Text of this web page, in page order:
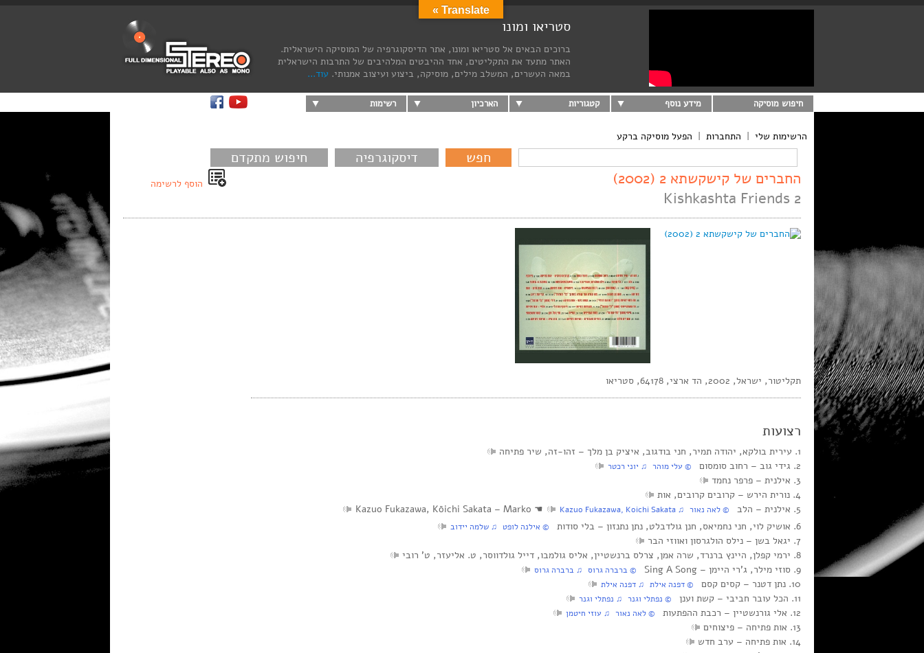
סטריאו ומונו
ברוכים הבאים אל סטריאו ומונו, אתר הדיסקוגרפיה של המוסיקה הישראלית.
האתר מתעד את התקליטים, אחד ההיבטים המלהיבים של התרבות הישראלית
במאה העשרים, המשלב מילים, מוסיקה, ביצוע ועיצוב אמנותי. עוד...
חיפוש מוסיקה מידע נוסף קטגוריות הארכיון רשימות
הרשימות שלי | התחברות | הפעל מוסיקה ברקע
דיסקוגרפיה חיפוש מתקדם
הוסף לרשימה
החברים של קישקשתא 2 (2002)
Kishkashta Friends 2
תקליטור, ישראל, 2002, הד ארצי, 64178, סטריאו
רצועות
1. עירית בולקא, יהודה תמיר, חני בודגוב, איציק בן מלך‏ – זהו-זה, שיר פתיחה
2. גידי גוב‏ – רחוב סומסום
‏ © עלי מוהר‏ ♫ יוני רכטר
3. אילנית‏ – פרפר נחמד
4. נורית הירש‏ – קרובים קרובים, אות
5. אילנית‏ – הלב
‏ © לאה נאור‏ ♫ Kazuo Fukazawa, Koichi Sakata ☚
6. אושיק לוי, חני נחמיאס, חנן גולדבלט, נתן נתנזון‏ – בלי סודות
‏ © אילנה לופט‏ ♫ שלמה יידוב
7. יגאל בשן‏ – נילס הולגרסון ואווזי הבר
8. ירמי קפלן, היינץ ברנרד, שרה אמן, צרלס ברנשטיין, אליס גולמבו, דייל גולדווסר, ט. אליעזר, ט’ רובי
9. סוזי מילר, ג’רי היימן‏ – Sing A Song
‏ © ברברה גרוס‏ ♫ ברברה גרוס
10. נתן דטנר‏ – קסים קסם ‏ © דפנה אילת‏ ♫ דפנה אילת
11. הכל עובר חביבי‏ – קשת וענן ‏ © נפתלי וגנר‏ ♫ נפתלי וגנר
12. אלי גורנשטיין‏ – רכבת ההפתעות ‏ © לאה נאור‏ ♫ עוזי חיטמן
13. אות פתיחה‏ – פיצוחים
14. אות פתיחה‏ – ערב חדש
Translate »